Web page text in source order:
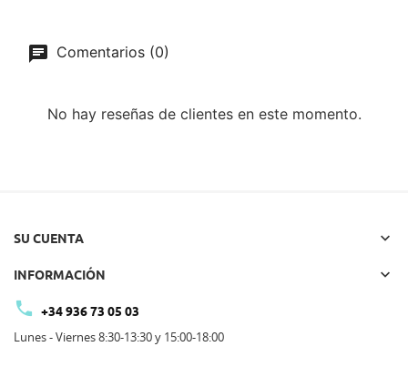
Comentarios (0)
No hay reseñas de clientes en este momento.
SU CUENTA 
INFORMACIÓN 
 +34 936 73 05 03
Lunes - Viernes 8:30-13:30 y 15:00-18:00